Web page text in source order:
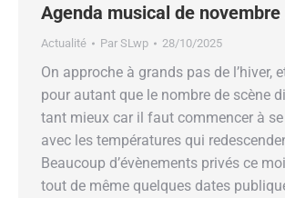
Agenda musical de novembre
Actualité Par SLwp 28/10/2025
On approche à grands pas de l’hiver,
pour autant que le nombre de scène
tant mieux car il faut commencer à
avec les températures qui
Beaucoup d’évènements privés ce
tout de même quelques dates